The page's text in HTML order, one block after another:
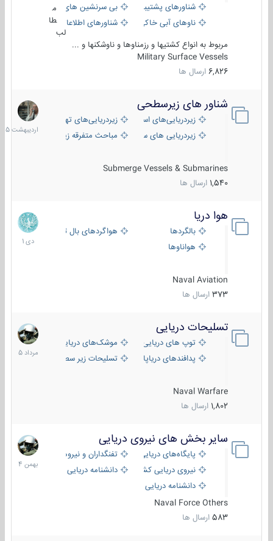
شناورهای پشتیبانی
بی سرنشین های دریایی
ناوهای آبی خاکی و نیروبرشناورهای اطلاعاتی و جاسوسی
طا
لب
مربوط به انواع کشتیها و رزمناوها و ناوشکنها و ...
Military Surface Vessels
6,826 ارسال ها
شناور های زیرسطحی
زیردریایی‌های استراتژیکزیردریایی‌های تهاجمی
زیردریایی های سبک
مباحث متفرقه زیرسطحی
Submerge Vessels & Submarines
1,540 ارسال ها
31
1405
هوا دریا
بالگردها
هواگردهای بال ثابت
هواناوها
Naval Aviation
373 ارسال ها
12
دی
1401
تسلیحات دریایی
توپ های دریایی
موشک‌های دریایی
پدافندهای دریاپایه
تسلیحات زیر سطحی
Naval Warfare
1,802 ارسال ها
2
مرداد
1405
سایر بخش های نیروی دریایی
پایگاه‌های دریایی
تفنگداران و نیروهای ویژه‌ی دریایی
نیروی دریایی کشورهای مختلفدانشنامه دریایی
دانشنامه دریایی کپی
Naval Force Others
583 ارسال ها
22
بهمن
1404